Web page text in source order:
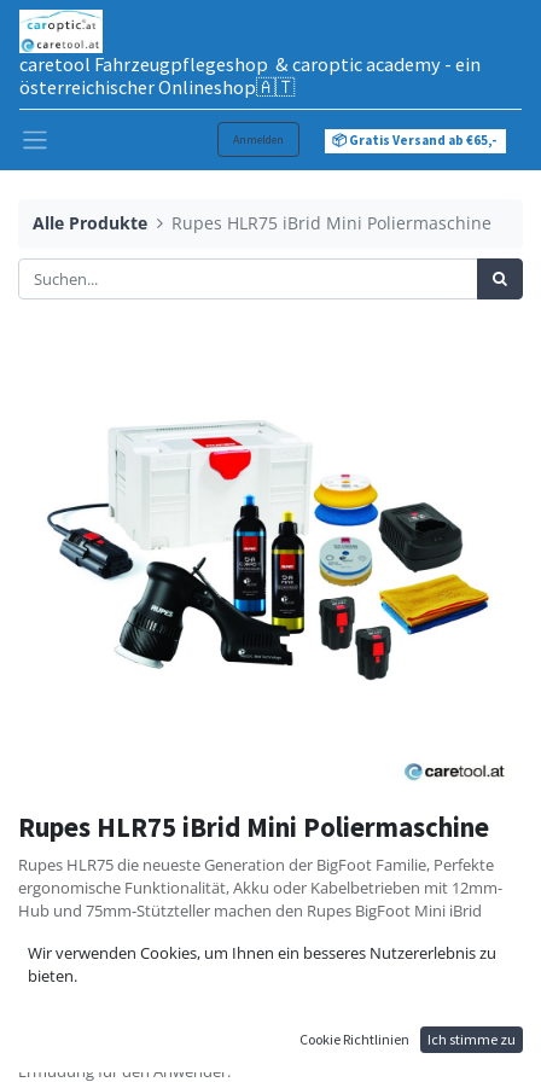
caretool Fahrzeugpflegeshop & caroptic academy - ein
österreichischer Onlineshop🇦🇹
Anmelden 📦 Gratis Versand ab €65,-
Alle Produkte Rupes HLR75 iBrid Mini Poliermaschine
Rupes HLR75 iBrid Mini Poliermaschine
Rupes HLR75 die neueste Generation der BigFoot Familie, Perfekte
ergonomische Funktionalität, Akku oder Kabelbetrieben mit 12mm-
Hub und 75mm-Stützteller machen den Rupes BigFoot Mini iBrid
Arbeiten.
Das iBrid-Technologiekonzept, bietet Fahrzeugaufbereitern, Lackieren
Die Rupes HLR Serie mit optimierter Ergonomie, lässt eine
komfortable und einfache Bedienung zu, beste Ergebnisse und geringe
Ermüdung für den Anwender.
Wir verwenden Cookies, um Ihnen ein besseres Nutzererlebnis zu
bieten.
Cookie Richtlinien Ich stimme zu